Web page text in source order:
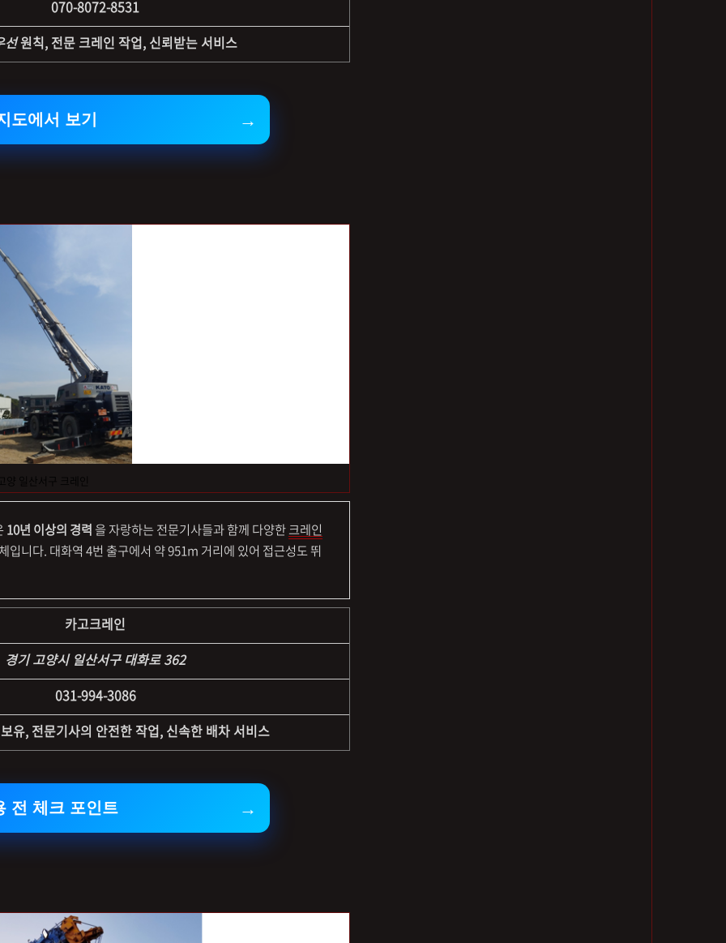
070-8072-8531
선원칙, 전문 크레인 작업, 신뢰받는 서비스
도에서 보기
양 일산서구 크레인
10년 이상의 경력 을 자랑하는 전문기사들과 함께 다양한크레인
입니다. 대화역 4번 출구에서 약 951m 거리에 있어 접근성도 뛰
카고크레인
경기 고양시 일산서구 대화로 362
031-994-3086
유, 전문기사의 안전한 작업, 신속한 배차 서비스
전 체크 포인트